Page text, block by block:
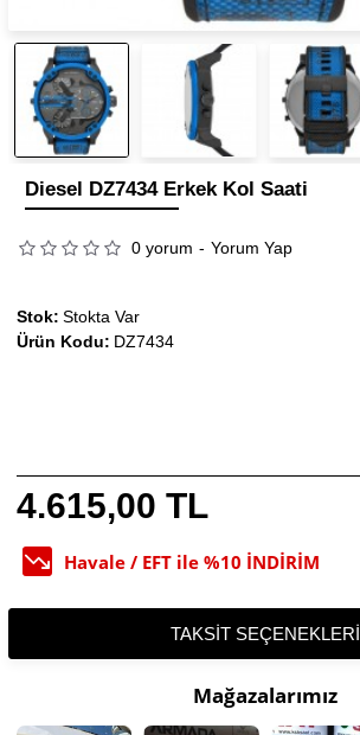
Diesel DZ7434 Erkek Kol Saati
0 yorum - Yorum Yap
4.615,00 TL
Havale / EFT ile %10 İNDİRİM
Stok: Stokta Var
Ürün Kodu: DZ7434
TAKSIT SEÇENEKLERI
Mağazalarımız